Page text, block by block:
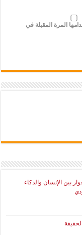
المرة المقبلة في
بين الإنسان والذكاء